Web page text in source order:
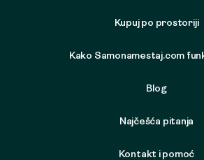
Kupuj po prostoriji
Kako Samonamestaj.com
Blog
Najčešća pitanja
Kontakt i pomoć